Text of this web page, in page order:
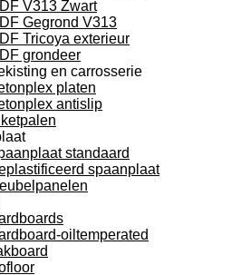
V313 Zwart
Gegrond V313
Tricoya exterieur
grondeer
en carrosserie
platen
antislip
standaard
spaanplaat
oiltemperated